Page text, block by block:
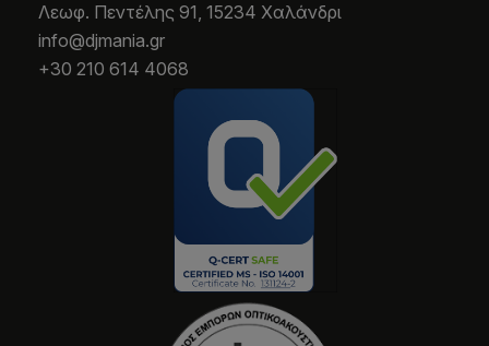
Λεωφ. Πεντέλης 91, 15234 Χαλάνδρι
info@djmania.gr
+30 210 614 4068